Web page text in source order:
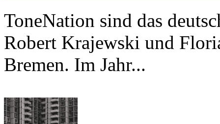
ToneNation sind das
Robert Krajewski und
Bremen. Im Jahr...